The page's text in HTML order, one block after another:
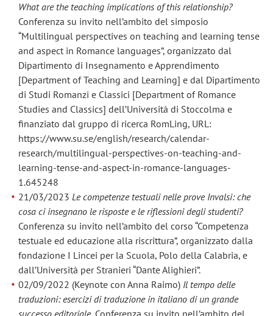
What are the teaching implications of this relationship?
Conferenza su invito nell’ambito del simposio
“Multilingual perspectives on teaching and learning tense
and aspect in Romance languages”, organizzato dal
Dipartimento di Insegnamento e Apprendimento
[Department of Teaching and Learning] e dal Dipartimento
di Studi Romanzi e Classici [Department of Romance
Studies and Classics] dell’Università di Stoccolma e
finanziato dal gruppo di ricerca RomLing, URL:
https://www.su.se/english/research/calendar-
research/multilingual-perspectives-on-teaching-and-
learning-tense-and-aspect-in-romance-languages-
1.645248
21/03/2023Le competenze testuali nelle prove Invalsi: che
cosa ci insegnano le risposte e le riflessioni degli studenti?
Conferenza su invito nell’ambito del corso “Competenza
testuale ed educazione alla riscrittura”, organizzato dalla
fondazione I Lincei per la Scuola, Polo della Calabria, e
dall’Università per Stranieri “Dante Alighieri”.
02/09/2022 (Keynote con Anna Raimo) Il tempo delle
traduzioni: esercizi di traduzione in italiano di un grande